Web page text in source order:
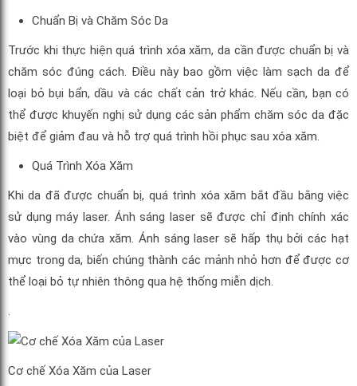
Chuẩn Bị và Chăm Sóc Da
Trước khi thực hiện quá trình xóa xăm, da cần được chuẩn bị và
chăm sóc đúng cách. Điều này bao gồm việc làm sạch da để
loại bỏ bụi bẩn, dầu và các chất cản trở khác. Nếu cần, bạn có
thể được khuyến nghị sử dụng các sản phẩm chăm sóc da đặc
biệt để giảm đau và hỗ trợ quá trình hồi phục sau xóa xăm.
Quá Trình Xóa Xăm
Khi da đã được chuẩn bị, quá trình xóa xăm bắt đầu bằng việc
sử dụng máy laser. Ánh sáng laser sẽ được chỉ định chính xác
vào vùng da chứa xăm. Ánh sáng laser sẽ hấp thụ bởi các hạt
mực trong da, biến chúng thành các mảnh nhỏ hơn để được cơ
thể loại bỏ tự nhiên thông qua hệ thống miễn dịch.
.
Cơ chế Xóa Xăm của Laser